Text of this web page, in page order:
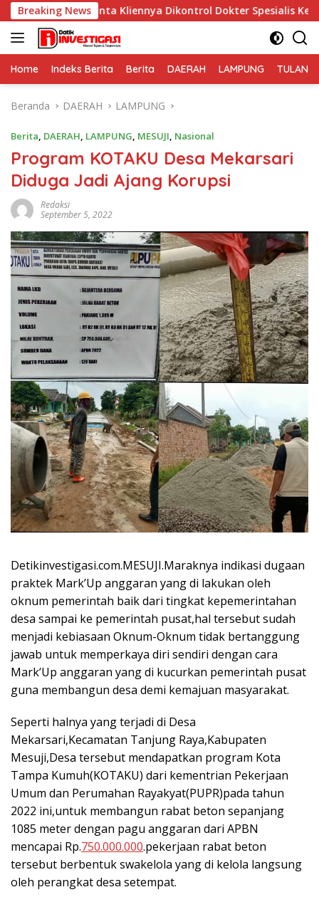
Langsung
ke
konten
Breaking News
Minta Kliennya Dikontrol Dokter Spesialis Kejiwaan
Home Indeks Berita Berita DAERAH LAMPUNG TULANG
Beranda DAERAH LAMPUNG
Berita, DAERAH, LAMPUNG, MESUJI, Nasional
Program KOTAKU Desa Mekarsari
Diduga Jadi Ajang Korupsi
Redaksi
September 5, 2022
Detikinvestigasi.com.MESUJI.Maraknya indikasi dugaan
praktek Mark’Up anggaran yang di lakukan oleh
oknum pemerintah baik dari tingkat kepemerintahan
desa sampai ke pemerintah pusat,hal tersebut sudah
menjadi kebiasaan Oknum-Oknum tidak bertanggung
jawab untuk memperkaya diri sendiri dengan cara
Mark’Up anggaran yang di kucurkan pemerintah pusat
guna membangun desa demi kemajuan masyarakat.
Seperti halnya yang terjadi di Desa
Mekarsari,Kecamatan Tanjung Raya,Kabupaten
Mesuji,Desa tersebut mendapatkan program Kota
Tampa Kumuh(KOTAKU) dari kementrian Pekerjaan
Umum dan Perumahan Rayakyat(PUPR)pada tahun
2022 ini,untuk membangun rabat beton sepanjang
1085 meter dengan pagu anggaran dari APBN
mencapai Rp.750.000.000.pekerjaan rabat beton
tersebut berbentuk swakelola yang di kelola langsung
oleh perangkat desa setempat.